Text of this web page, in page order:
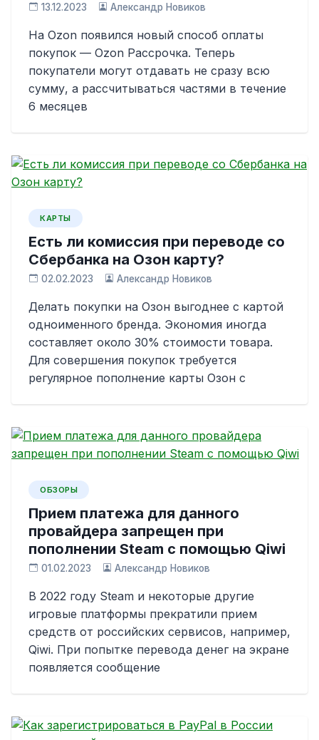
13.12.2023 Александр Новиков
На Ozon появился новый способ оплаты
покупок — Ozon Рассрочка. Теперь
покупатели могут отдавать не сразу всю
сумму, а рассчитываться частями в течение
6 месяцев
КАРТЫ
Есть ли комиссия при переводе со
Сбербанка на Озон карту?
02.02.2023 Александр Новиков
Делать покупки на Озон выгоднее с картой
одноименного бренда. Экономия иногда
составляет около 30% стоимости товара.
Для совершения покупок требуется
регулярное пополнение карты Озон с
ОБЗОРЫ
Прием платежа для данного
провайдера запрещен при
пополнении Steam с помощью Qiwi
01.02.2023 Александр Новиков
В 2022 году Steam и некоторые другие
игровые платформы прекратили прием
средств от российских сервисов, например,
Qiwi. При попытке перевода денег на экране
появляется сообщение